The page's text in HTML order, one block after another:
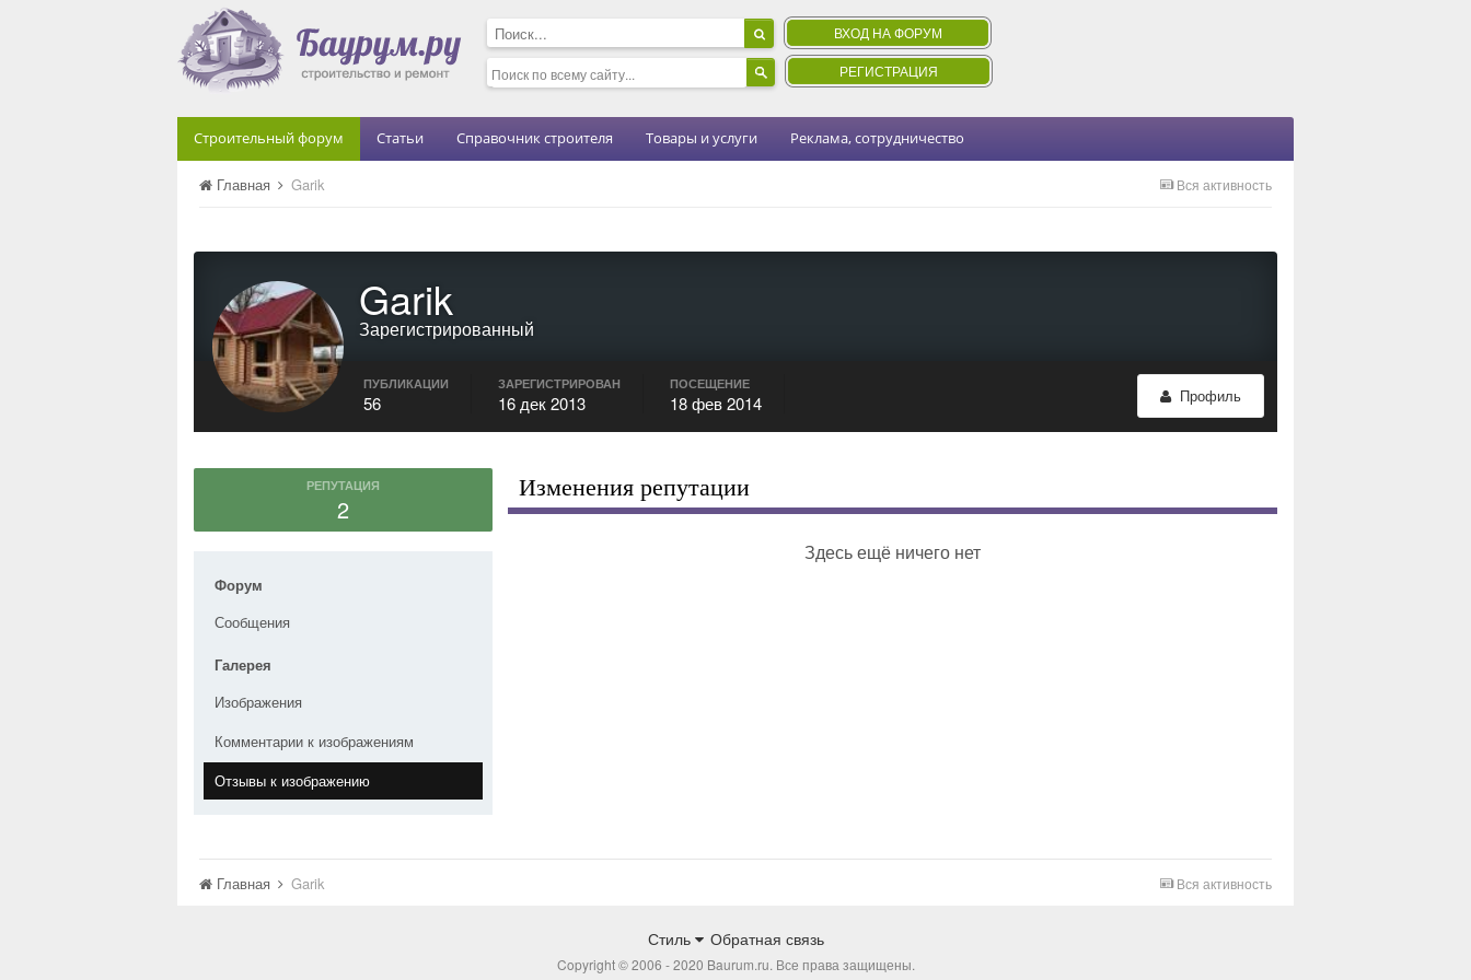
ВХОД НА ФОРУМ
РЕГИСТРАЦИЯ
Строительный форум Статьи Справочник строителя Товары и услуги Реклама, сотрудничество
Вся активность
Главная Garik
Garik
Зарегистрированный
Профиль
ПУБЛИКАЦИИ
56
ЗАРЕГИСТРИРОВАН
16 дек 2013
ПОСЕЩЕНИЕ
18 фев 2014
РЕПУТАЦИЯ
2
Форум
Сообщения
Галерея
Изображения
Комментарии к изображениям
Отзывы к изображению
Изменения репутации
Здесь ещё ничего нет
Вся активность
Главная Garik
Стиль Обратная связь
Copyright © 2006 - 2020 Baurum.ru. Все права защищены.